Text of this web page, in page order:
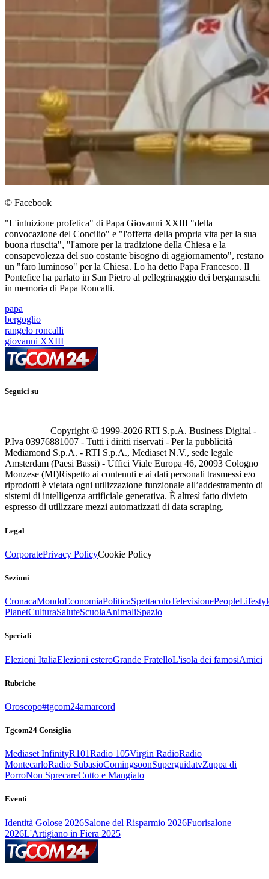
© Facebook
"L'intuizione profetica" di Papa Giovanni XXIII "della
convocazione del Concilio" e "l'offerta della propria vita per la sua
buona riuscita", "l'amore per la tradizione della Chiesa e la
consapevolezza del suo costante bisogno di aggiornamento", restano
un "faro luminoso" per la Chiesa. Lo ha detto Papa Francesco. Il
Pontefice ha parlato in San Pietro al pellegrinaggio dei bergamaschi
in memoria di Papa Roncalli.
papa
bergoglio
rangelo roncalli
giovanni XXIII
Seguici su
Copyright © 1999-2026 RTI S.p.A. Business Digital -
P.Iva 03976881007 - Tutti i diritti riservati - Per la pubblicità
Mediamond S.p.A. - RTI S.p.A., Mediaset N.V., sede legale
Amsterdam (Paesi Bassi) - Uffici Viale Europa 46, 20093 Cologno
Monzese (MI)Rispetto ai contenuti e ai dati personali trasmessi e/o
riprodotti è vietata ogni utilizzazione funzionale all’addestramento di
sistemi di intelligenza artificiale generativa. È altresì fatto divieto
espresso di utilizzare mezzi automatizzati di data scraping.
Legal
CorporatePrivacy PolicyCookie Policy
Sezioni
CronacaMondoEconomiaPoliticaSpettacoloTelevisionePeople
PlanetCulturaSaluteScuolaAnimaliSpazio
Speciali
Elezioni ItaliaElezioni esteroGrande FratelloL'isola dei famosiAmici
Rubriche
Oroscopo#tgcom24amarcord
Tgcom24 Consiglia
Mediaset InfinityR101Radio 105Virgin RadioRadio
MontecarloRadio SubasioComingsoonSuperguidatvZuppa di
PorroNon SprecareCotto e Mangiato
Eventi
Identità Golose 2026Salone del Risparmio 2026Fuorisalone
2026L'Artigiano in Fiera 2025